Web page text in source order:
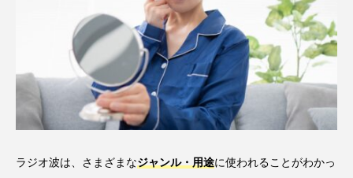
ラジオ波は、さまざまなジャンル・用途に使われることがわかっ